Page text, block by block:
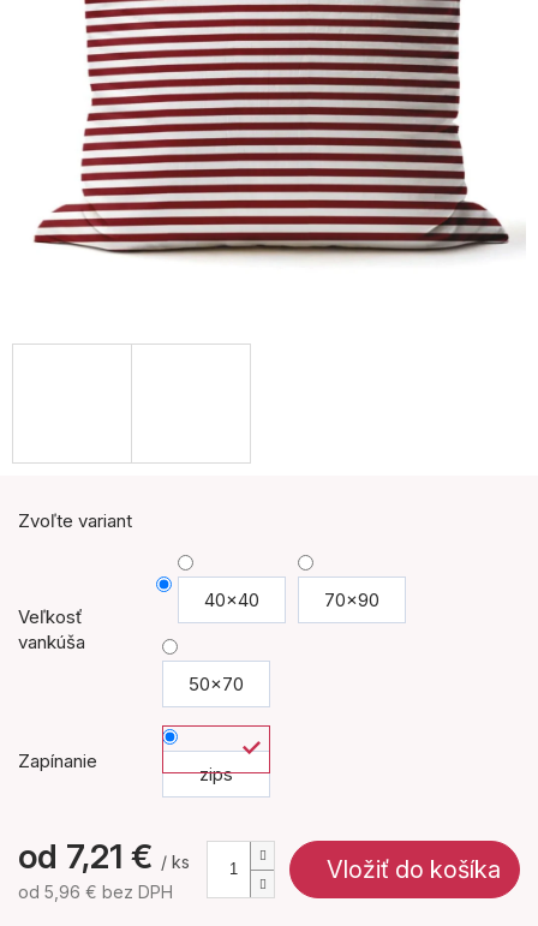
Zvoľte variant
Veľkosť
vankúša
40x40 70x90
50x70
Zapínanie
zips
od 7,21 € / ks
od 5,96 € bez DPH
Vložiť do košíka